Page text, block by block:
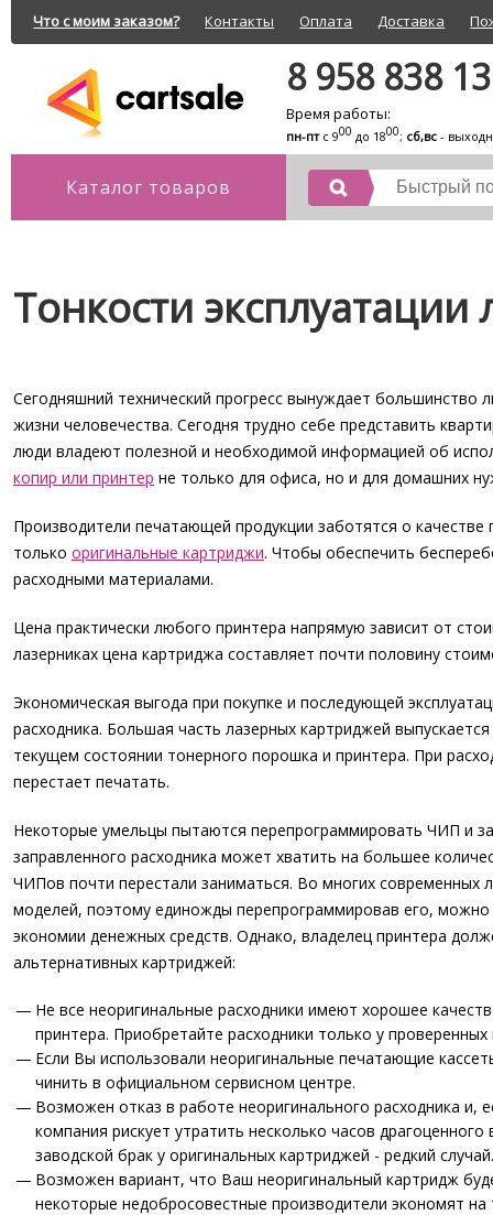
Что с моим заказом? Контакты Оплата Доставка
8 958 838
Время работы:
пн-птс 900 до 1800; сб,вс -
Каталог товаров
Тонкости
Сегодняшний технический прогресс вынуждает большинство
жизни человечества. Сегодня трудно себе представить
люди владеют полезной и необходимой информацией об
копир или принтер не только для офиса, но и для домашних
Производители печатающей продукции заботятся о
только оригинальные картриджи. Чтобы обеспечить
расходными материалами.
Цена практически любого принтера напрямую зависит от
лазерниках цена картриджа составляет почти половину
Экономическая выгода при покупке и последующей
расходника. Большая часть лазерных картриджей
текущем состоянии тонерного порошка и принтера. При
перестает печатать.
Некоторые умельцы пытаются перепрограммировать ЧИП и
заправленного расходника может хватить на большее
ЧИПов почти перестали заниматься. Во многих современных
моделей, поэтому единожды перепрограммировав его,
экономии денежных средств. Однако, владелец принтера
альтернативных картриджей:
Не все неоригинальные расходники имеют хорошее
принтера. Приобретайте расходники только у
Если Вы использовали неоригинальные печатающие
чинить в официальном сервисном центре.
Возможен отказ в работе неоригинального расходника и,
компания рискует утратить несколько часов
заводской брак у оригинальных картриджей - редкий случай.
Возможен вариант, что Ваш неоригинальный картридж
некоторые недобросовестные производители экономят